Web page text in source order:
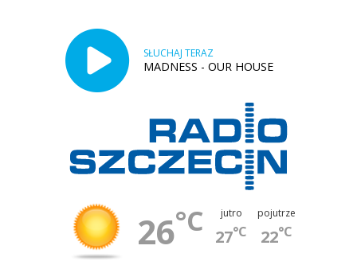
SŁUCHAJ TERAZ
MADNESS - OUR HOUSE
26°C jutro
27°C
pojutrze
22°C